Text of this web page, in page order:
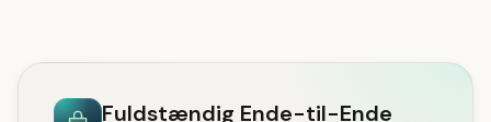
Fuldstændig Ende-til-Ende